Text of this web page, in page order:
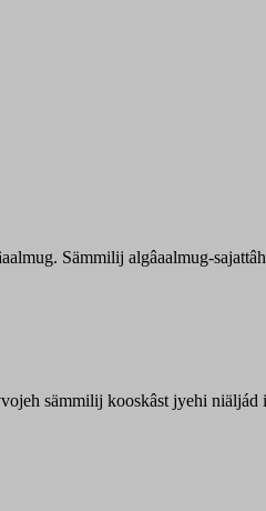
Sämmilij algâaalmug-
sämmilij kooskâst jyehi